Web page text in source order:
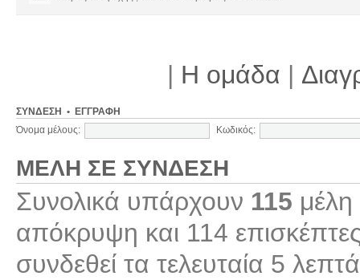
| Η ομάδα |
ΣΎΝΔΕΣΗ • ΕΓΓΡΑΦΉ
Όνομα μέλους: Κωδικός:
ΜΈΛΗ ΣΕ ΣΎΝΔΕΣΗ
Συνολικά υπάρχουν 115
απόκρυψη και 114
συνδεθεί τα τελευταία 5